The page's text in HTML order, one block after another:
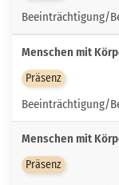
Beeinträchtigung/
Menschen mit
Präsenz
Beeinträchtigung/
Menschen mit
Präsenz